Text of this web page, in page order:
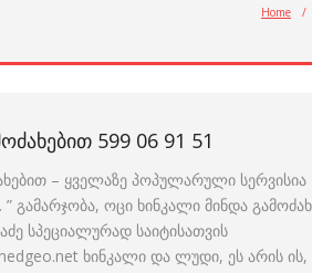
Home /
599 06 91 51
– ყველაზე პოპულარული სერვისია
გამარჯობა, ოცი ხინკალი მინდა
სპეციალურად საიტისათვის
ხინკალი და ლუდი, ეს არის ის,